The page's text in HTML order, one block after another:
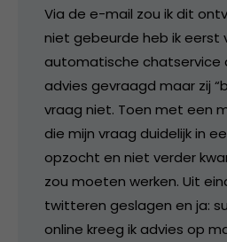
Via de e-mail zou ik dit
niet gebeurde heb ik eerst
automatische chatservice
advies gevraagd maar zij
vraag niet. Toen met een
die mijn vraag duidelijk in
opzocht en niet verder
zou moeten werken. Uit
twitteren geslagen en ja:
online kreeg ik advies op